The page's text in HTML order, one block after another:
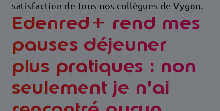
satisfaction de tous nos collègues de Vygon.
Edenred+ rend mes
pauses déjeuner
plus pratiques : non
seulement je n’ai